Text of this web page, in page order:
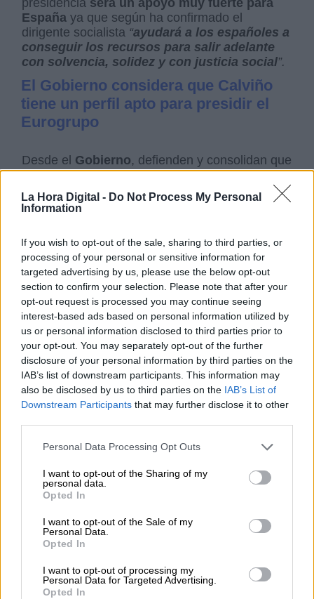
La Hora Digital - Do Not Process My Personal
Information
If you wish to opt-out of the sale, sharing to third parties, or
processing of your personal or sensitive information for
targeted advertising by us, please use the below opt-out
section to confirm your selection. Please note that after your
opt-out request is processed you may continue seeing
interest-based ads based on personal information utilized by
us or personal information disclosed to third parties prior to
your opt-out. You may separately opt-out of the further
disclosure of your personal information by third parties on the
IAB’s list of downstream participants. This information may
also be disclosed by us to third parties on the IAB’s List of
Downstream Participants that may further disclose it to other
Personal Data Processing Opt Outs
I want to opt-out of the Sharing of my
personal data.
Opted In
I want to opt-out of the Sale of my
Personal Data.
Opted In
I want to opt-out of processing my
Personal Data for Targeted Advertising.
Opted In
presidencia será un apoyo muy fuerte para
España ya que según ha confirmado el
dirigente socialista “ayudará a los españoles a
conseguir los recursos para salir adelante
con solvencia, solidez y con justicia social”.
El Gobierno considera que Calviño
tiene un perfil apto para presidir el
Eurogrupo
Desde el Gobierno, defienden y consolidan que
Calviño cuenta con un perfil profesional apto
para presidir el Eurogrupo. Recordemos que
Nadia Calviño
ha ejercidocomo Directora
programación financiera, así como la gestión de
presupuestos anuales y las normas contables y
financieras. Además, la vicepresidenta cuenta
con unamuy buena reputación en Bruselas,
donde ha ejercido principalmente su carrera
profesional, además de conseguir ser una de
lasfuncionarias españolas con mayor
prestigio. Motivos que empujan a la candidata
a estar más cerca de la presidencia.
Gobierno Central Candidaturas
Nadia Calviño
Consejo Europeo
Economía de España